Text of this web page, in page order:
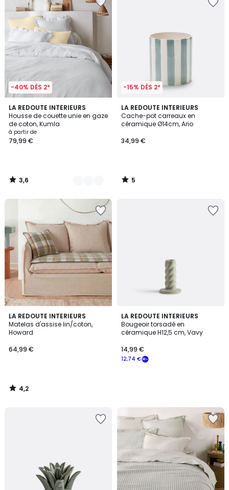
-40% DÈS 2*
LA REDOUTE INTERIEURS
Housse de couette unie en gaze
de coton, Kumla
à partir de
79,99 €
3,6
/ 5
17
Couleurs
3,6
/
-15% DÈS 2*
LA REDOUTE INTERIEURS
Cache-pot carreaux en
céramique Ø14cm, Ario
34,99 €
5
/
5
5
/
LA REDOUTE INTERIEURS
Matelas d'assise lin/coton,
Howard
64,99 €
4,2
/ 5
4,2
/
LA REDOUTE INTERIEURS
Bougeoir torsadé en
céramique H12,5 cm, Vavy
12,74 €
14,99 €